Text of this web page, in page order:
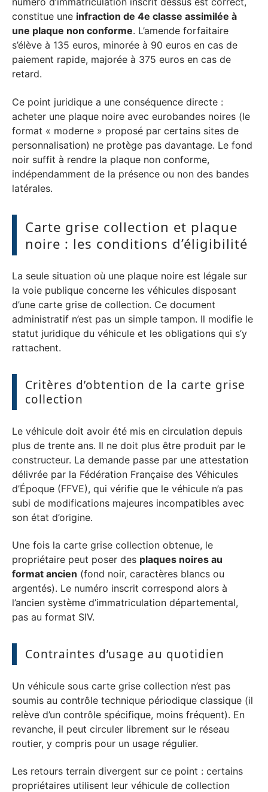
constitue une infraction de 4e classe assimilée à
une plaque non conforme. L’amende forfaitaire
s’élève à 135 euros, minorée à 90 euros en cas de
paiement rapide, majorée à 375 euros en cas de
retard.
Ce point juridique a une conséquence directe :
acheter une plaque noire avec eurobandes noires (le
format « moderne » proposé par certains sites de
personnalisation) ne protège pas davantage. Le fond
noir suffit à rendre la plaque non conforme,
indépendamment de la présence ou non des bandes
latérales.
Carte grise collection et plaque
noire : les conditions d’éligibilité
La seule situation où une plaque noire est légale sur
la voie publique concerne les véhicules disposant
d’une carte grise de collection. Ce document
administratif n’est pas un simple tampon. Il modifie le
statut juridique du véhicule et les obligations qui s’y
rattachent.
Critères d’obtention de la carte grise
collection
Le véhicule doit avoir été mis en circulation depuis
plus de trente ans. Il ne doit plus être produit par le
constructeur. La demande passe par une attestation
délivrée par la Fédération Française des Véhicules
d’Époque (FFVE), qui vérifie que le véhicule n’a pas
subi de modifications majeures incompatibles avec
son état d’origine.
Une fois la carte grise collection obtenue, le
propriétaire peut poser des plaques noires au
format ancien (fond noir, caractères blancs ou
argentés). Le numéro inscrit correspond alors à
l’ancien système d’immatriculation départemental,
pas au format SIV.
Contraintes d’usage au quotidien
Un véhicule sous carte grise collection n’est pas
soumis au contrôle technique périodique classique (il
relève d’un contrôle spécifique, moins fréquent). En
revanche, il peut circuler librement sur le réseau
routier, y compris pour un usage régulier.
Les retours terrain divergent sur ce point : certains
propriétaires utilisent leur véhicule de collection